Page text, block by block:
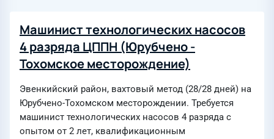
Машинист технологических насосов
4 разряда ЦППН (Юрубчено -
Тохомское месторождение)
Эвенкийский район, вахтовый метод (28/28 дней) на
Юрубчено-Тохомском месторождении. Требуется
машинист технологических насосов 4 разряда с
опытом от 2 лет, квалификационным